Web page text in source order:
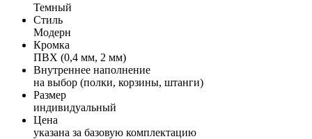
Темный
Стиль
Модерн
Кромка
ПВХ (0,4 мм, 2 мм)
Внутреннее наполнение
на выбор (полки, корзины, штанги)
Размер
индивидуальный
Цена
указана за базовую комплектацию